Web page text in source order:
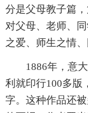
分是父母教子篇
对父母、老师、
之爱、师生之情
1886年，意
利就印行100多版
字。这种作品还